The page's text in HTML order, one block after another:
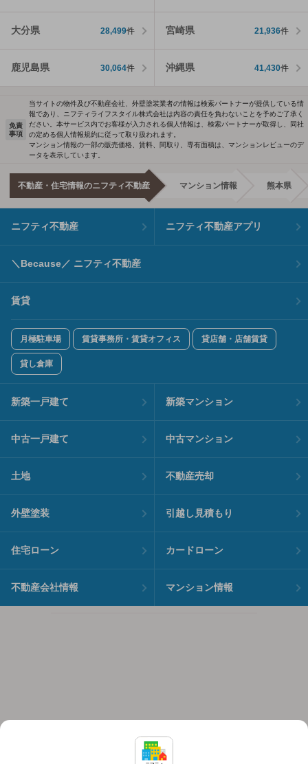
大分県 28,499件 宮崎県 21,936件
鹿児島県 30,064件 沖縄県 41,430件
免責
事項
当サイトの物件及び不動産会社、外壁塗装業者の情報は検索パートナーが提供している情
報であり、ニフティライフスタイル株式会社は内容の責任を負わないことを予めご了承く
ださい。本サービス内でお客様が入力される個人情報は、検索パートナーが取得し、同社
の定める個人情報規約に従って取り扱われます。
マンション情報の一部の販売価格、賃料、間取り、専有面積は、マンションレビューのデ
ータを表示しています。
不動産・住宅情報のニフティ不動産 マンション情報 熊本県
ニフティ不動産 ニフティ不動産アプリ
＼Because／ ニフティ不動産
賃貸
月極駐車場 賃貸事務所・賃貸オフィス 貸店舗・店舗賃貸
貸し倉庫
新築一戸建て 新築マンション
中古一戸建て 中古マンション
土地 不動産売却
外壁塗装 引越し見積もり
住宅ローン カードローン
不動産会社情報 マンション情報